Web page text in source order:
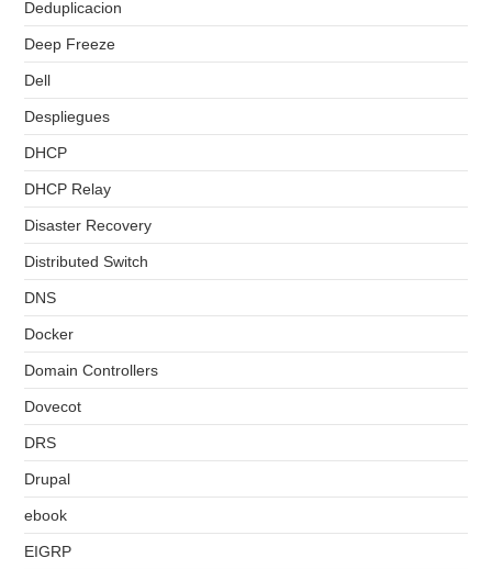
Deduplicacion
Deep Freeze
Dell
Despliegues
DHCP
DHCP Relay
Disaster Recovery
Distributed Switch
DNS
Docker
Domain Controllers
Dovecot
DRS
Drupal
ebook
EIGRP